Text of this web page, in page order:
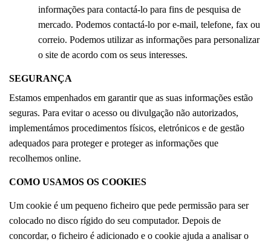
informações para contactá-lo para fins de pesquisa de
mercado. Podemos contactá-lo por e-mail, telefone, fax ou
correio. Podemos utilizar as informações para personalizar
o site de acordo com os seus interesses.
SEGURANÇA
Estamos empenhados em garantir que as suas informações estão
seguras. Para evitar o acesso ou divulgação não autorizados,
implementámos procedimentos físicos, eletrónicos e de gestão
adequados para proteger e proteger as informações que
recolhemos online.
COMO USAMOS OS COOKIES
Um cookie é um pequeno ficheiro que pede permissão para ser
colocado no disco rígido do seu computador. Depois de
concordar, o ficheiro é adicionado e o cookie ajuda a analisar o